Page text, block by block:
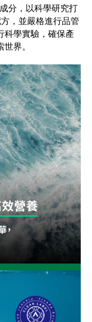
分，以科學研究打
，並嚴格進行品管
科學實驗，確保產
界。